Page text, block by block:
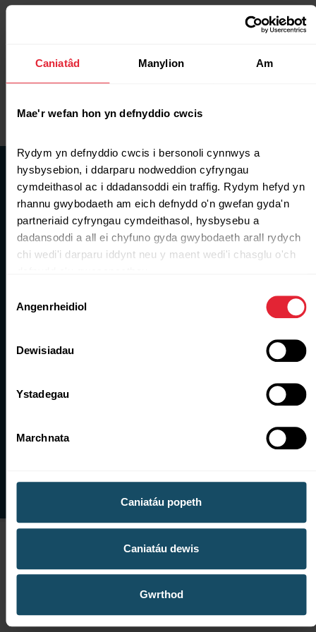
Caniatâd Manylion Am
Mae'r wefan hon yn defnyddio cwcis
Rydym yn defnyddio cwcis i bersonoli cynnwys a
hysbysebion, i ddarparu nodweddion cyfryngau
cymdeithasol ac i ddadansoddi ein traffig. Rydym hefyd yn
rhannu gwybodaeth am eich defnydd o'n gwefan gyda'n
partneriaid cyfryngau cymdeithasol, hysbysebu a
dadansoddi a all ei chyfuno gyda gwybodaeth arall rydych
chi wedi'i darparu iddynt neu y maent wedi'i chasglu o'ch
Caniatâd
Angenrheidiol
Dewisiadau
Ystadegau
Marchnata
Caniatáu popeth
Caniatáu dewis
Gwrthod
Safonau’r Gymraeg
Polisi iaith Gymraeg ar gyfer grantiau
Polisi pryderon a chwynion
Amdanom ni
Ni yw’r sefydliad cenedlaethol sy’n gyfrifol am
ariannu a chefnogi chwaraeon a
gweithgarwch corfforol yng Nghymru.
chwaraeon i ffynnu yng Nghymru
Facebook
X LinkedInYouTubeInstagram